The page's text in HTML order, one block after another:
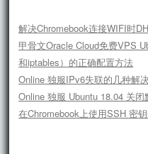
解决Chromebook连接WIFI时
甲骨文Oracle Cloud免费VPS
和iptables）的正确配置方法
Online 独服IPv6失联的几种解
Online 独服 Ubuntu 18.04 关
在Chromebook上使用SSH 密